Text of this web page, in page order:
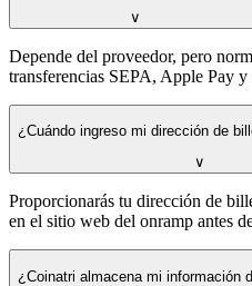
∨
Depende del proveedor, pero
transferencias SEPA, Apple Pay y
¿Cuándo ingreso mi dirección de
∨
Proporcionarás tu dirección de
en el sitio web del onramp antes
¿Coinatri almacena mi información